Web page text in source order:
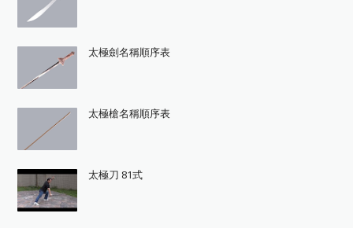
太極劍名稱順序表
太極槍名稱順序表
太極刀 81式